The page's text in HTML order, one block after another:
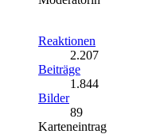
Reaktionen
2.207
Beiträge
1.844
Bilder
89
Karteneintrag